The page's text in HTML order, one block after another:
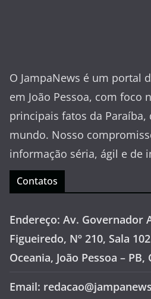
O JampaNews é um portal
em João Pessoa, com foco
principais fatos da Paraíba,
mundo. Nosso
informação séria, ágil e de
Contatos
Endereço: Av. Governador
Figueiredo, Nº 210, Sala
Oceania, João Pessoa – PB,
Email: